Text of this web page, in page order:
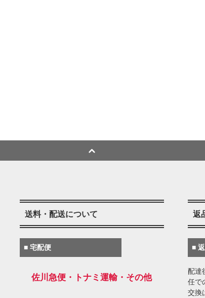
送料・配送について
■ 宅配便
佐川急便・トナミ運輸・その他
返
■
配達
任で
交換